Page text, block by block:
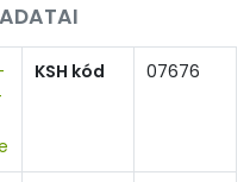
ADATAI
KSH kód 07676